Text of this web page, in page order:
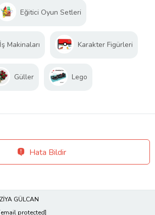
Eğitici Oyun Setleri
Makinaları Karakter Figürleri
Güller Lego
Hata Bildir
GÜLCAN
protected]